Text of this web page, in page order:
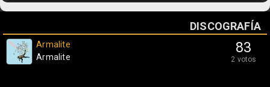
DISCOGRAFÍA
83
2 votos
Armalite
Armalite